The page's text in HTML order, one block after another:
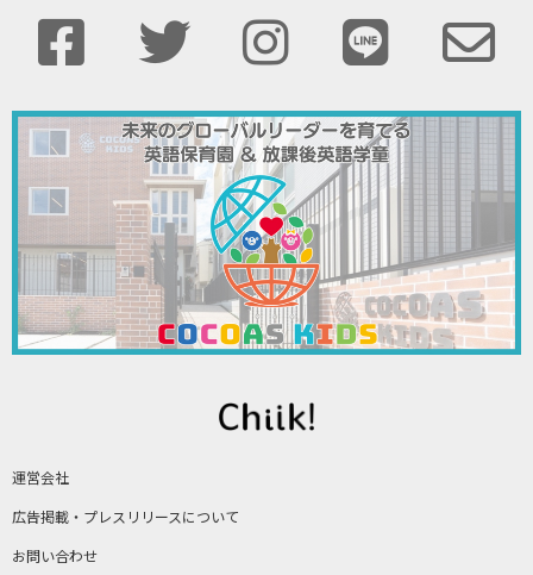
運営会社
広告掲載・プレスリリースについて
お問い合わせ